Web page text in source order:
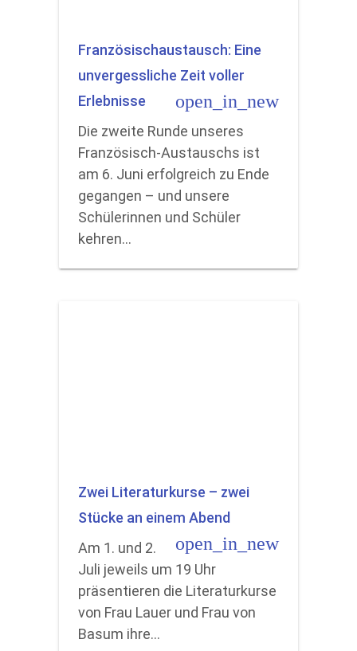
Französischaustausch: Eine
unvergessliche Zeit voller
Erlebnisse
open_in_new
Die zweite Runde unseres
Französisch-Austauschs ist
am 6. Juni erfolgreich zu Ende
gegangen – und unsere
Schülerinnen und Schüler
kehren…
Zwei Literaturkurse – zwei
Stücke an einem Abend
open_in_new
Am 1. und 2.
Juli jeweils um 19 Uhr
präsentieren die Literaturkurse
von Frau Lauer und Frau von
Basum ihre…